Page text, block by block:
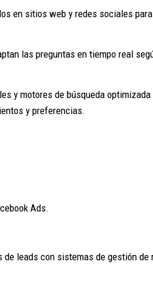
en sitios web y redes sociales
las preguntas en tiempo real
y motores de búsqueda
y preferencias.
Ads.
de leads con sistemas de gestión